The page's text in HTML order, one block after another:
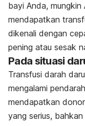
bayi Anda,
mendapatkan
dikenali dengan
pening atau sesak
Pada situasi
Transfusi darah
mengalami
mendapatkan
yang serius,